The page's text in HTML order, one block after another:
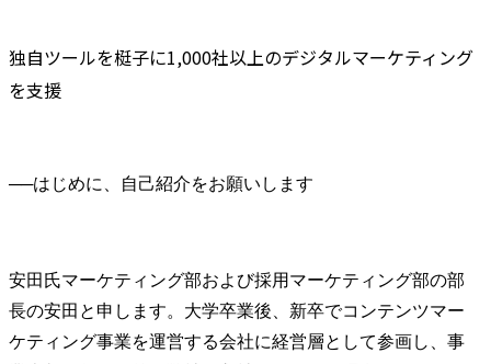
独自ツールを梃子に1,000社以上のデジタルマーケティング
を支援
──
安田氏マーケティング部および採用マーケティング部の部
長の安田と申します。大学卒業後、新卒でコンテンツマー
ケティング事業を運営する会社に経営層として参画し、事